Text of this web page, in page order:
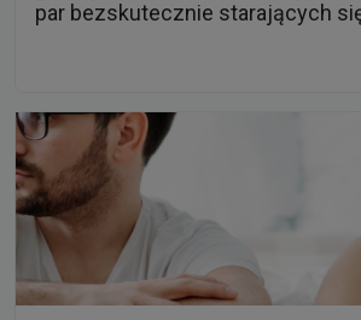
par bezskutecznie starających